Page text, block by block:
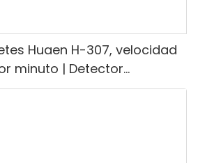
Huaen H-307, velocidad
minuto | Detector
falsificación,